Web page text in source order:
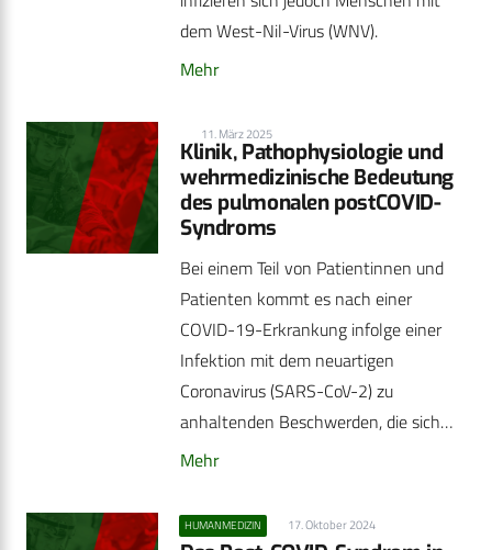
dem West-Nil-Virus (WNV).
Mehr
11. März 2025
Klinik, Pathophysiologie und
wehrmedizinische Bedeutung
des pulmonalen postCOVID-
Syndroms
Bei einem Teil von Patientinnen und
Patienten kommt es nach einer
COVID-19-Erkrankung infolge einer
Infektion mit dem neuartigen
Coronavirus (SARS-CoV-2) zu
anhaltenden Beschwerden, die sich…
Mehr
HUMANMEDIZIN 17. Oktober 2024